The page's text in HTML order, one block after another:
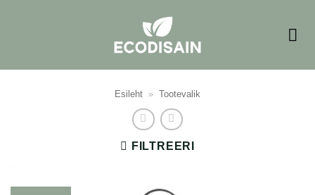
Esileht » Tootevalik
FILTREERI